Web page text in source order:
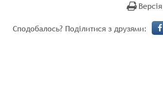
Сподобалось? Поділитися з друзями: